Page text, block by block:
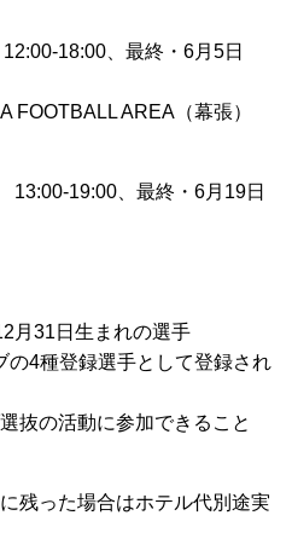
18:00、最終・6月5日
FOOTBALL AREA（幕張）
13:00-19:00、最終・6月19日
月31日生まれの選手
4種登録選手として登録され
抜の活動に参加できること
残った場合はホテル代別途実